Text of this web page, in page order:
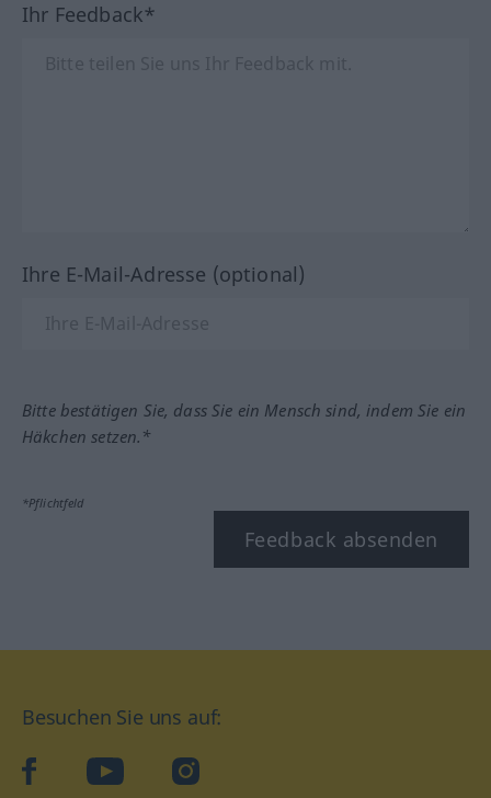
Ihr Feedback*
Ihre E-Mail-Adresse (optional)
Bitte bestätigen Sie, dass Sie ein Mensch sind, indem Sie ein
Häkchen setzen.*
*Pflichtfeld
Feedback absenden
Besuchen Sie uns auf:
facebookYouTube Instagram